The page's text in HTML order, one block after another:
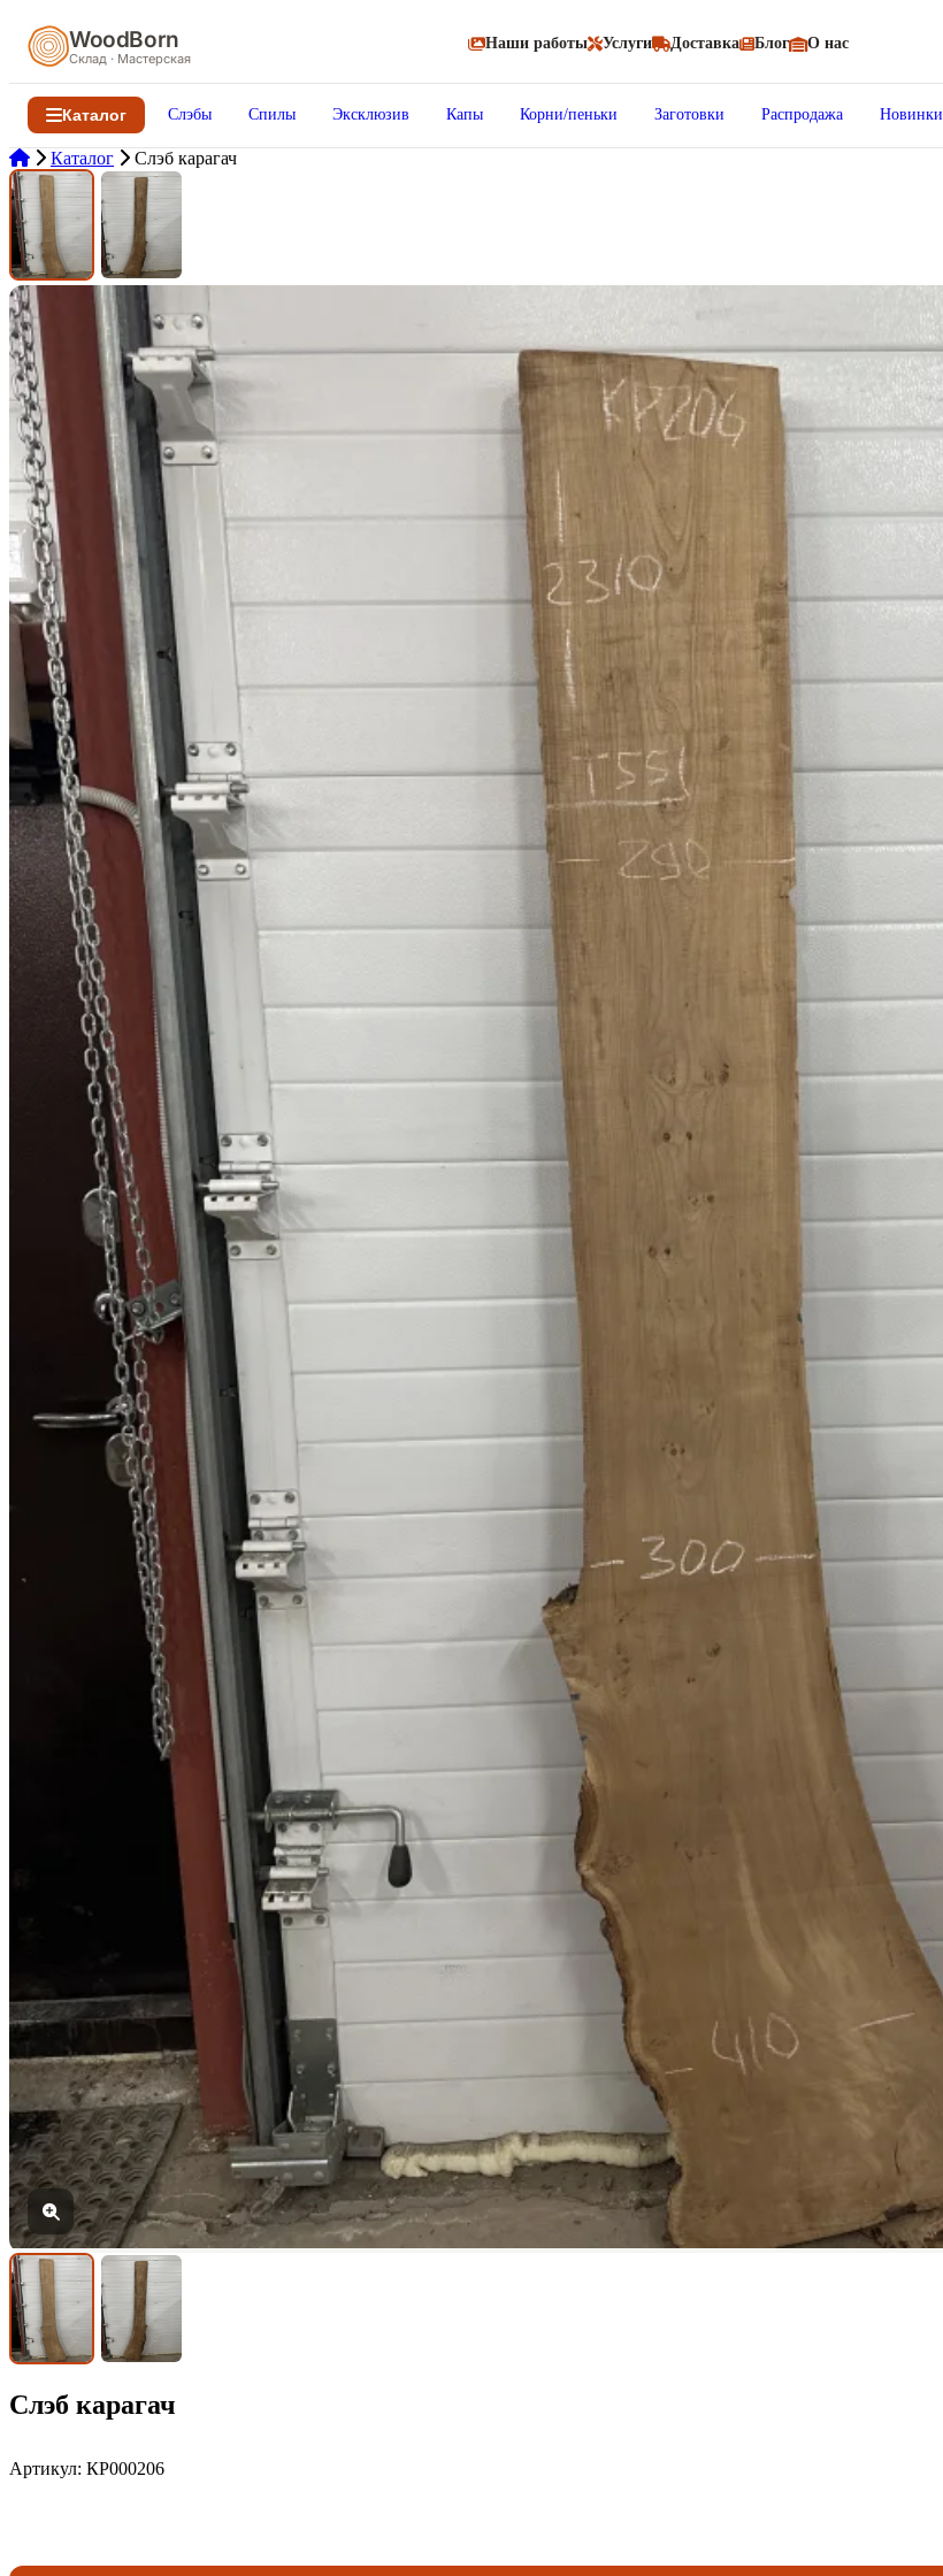
WoodBorn
Склад · Мастерская
Наши работы Услуги Доставка Блог О нас
Каталог Слэбы Спилы Эксклюзив Капы Корни/пеньки Заготовки Распродажа Новинки
Каталог Слэб карагач
Слэб карагач
Артикул: КР000206